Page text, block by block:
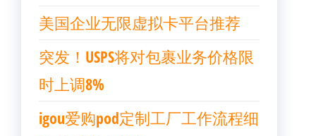
美国企业无限虚拟卡平台推荐
突发！USPS将对包裹业务价格限
时上调8%
igou爱购pod定制工厂工作流程细